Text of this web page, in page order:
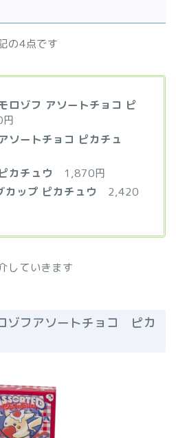
の4点です
ロゾフ アソートチョコ ピ
ソートチョコ ピカチュ
カチュウ 1,870円
カップ ピカチュウ 2,420
していきます
ゾフアソートチョコ ピカ